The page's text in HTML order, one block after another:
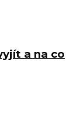
a na co